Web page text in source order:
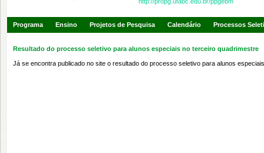
Programa Ensino Projetos de Pesquisa Calendário Processos
Resultado do processo seletivo para alunos especiais no terceiro quadrimestre
Já se encontra publicado no site o resultado do processo seletivo para alunos